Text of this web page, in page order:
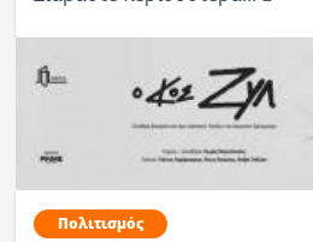
Πολιτισμός